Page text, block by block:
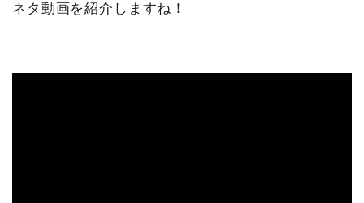
ネタ動画を紹介しますね！